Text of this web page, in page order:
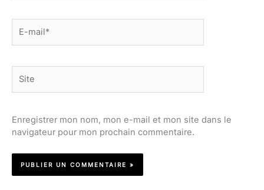
mail*
Enregistrer mon nom, mon e-mail et mon site dans le
navigateur pour mon prochain commentaire.